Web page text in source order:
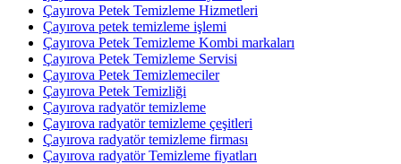
Çayırova Petek Temizleme Hizmetleri
Çayırova petek temizleme işlemi
Çayırova Petek Temizleme Kombi markaları
Çayırova Petek Temizleme Servisi
Çayırova Petek Temizlemeciler
Çayırova Petek Temizliği
Çayırova radyatör temizleme
Çayırova radyatör temizleme çeşitleri
Çayırova radyatör temizleme firması
Çayırova radyatör Temizleme fiyatları